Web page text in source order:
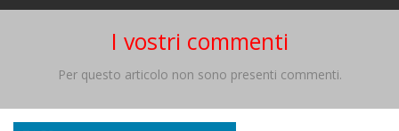
I vostri commenti
Per questo articolo non sono presenti commenti.